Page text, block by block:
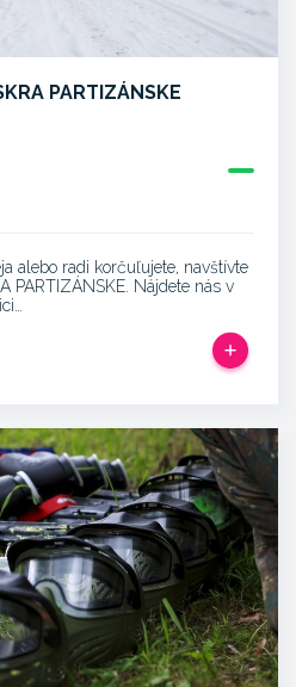
PARTIZÁNSKE
alebo radi korčuľujete, navštívte
PARTIZÁNSKE. Nájdete nás v